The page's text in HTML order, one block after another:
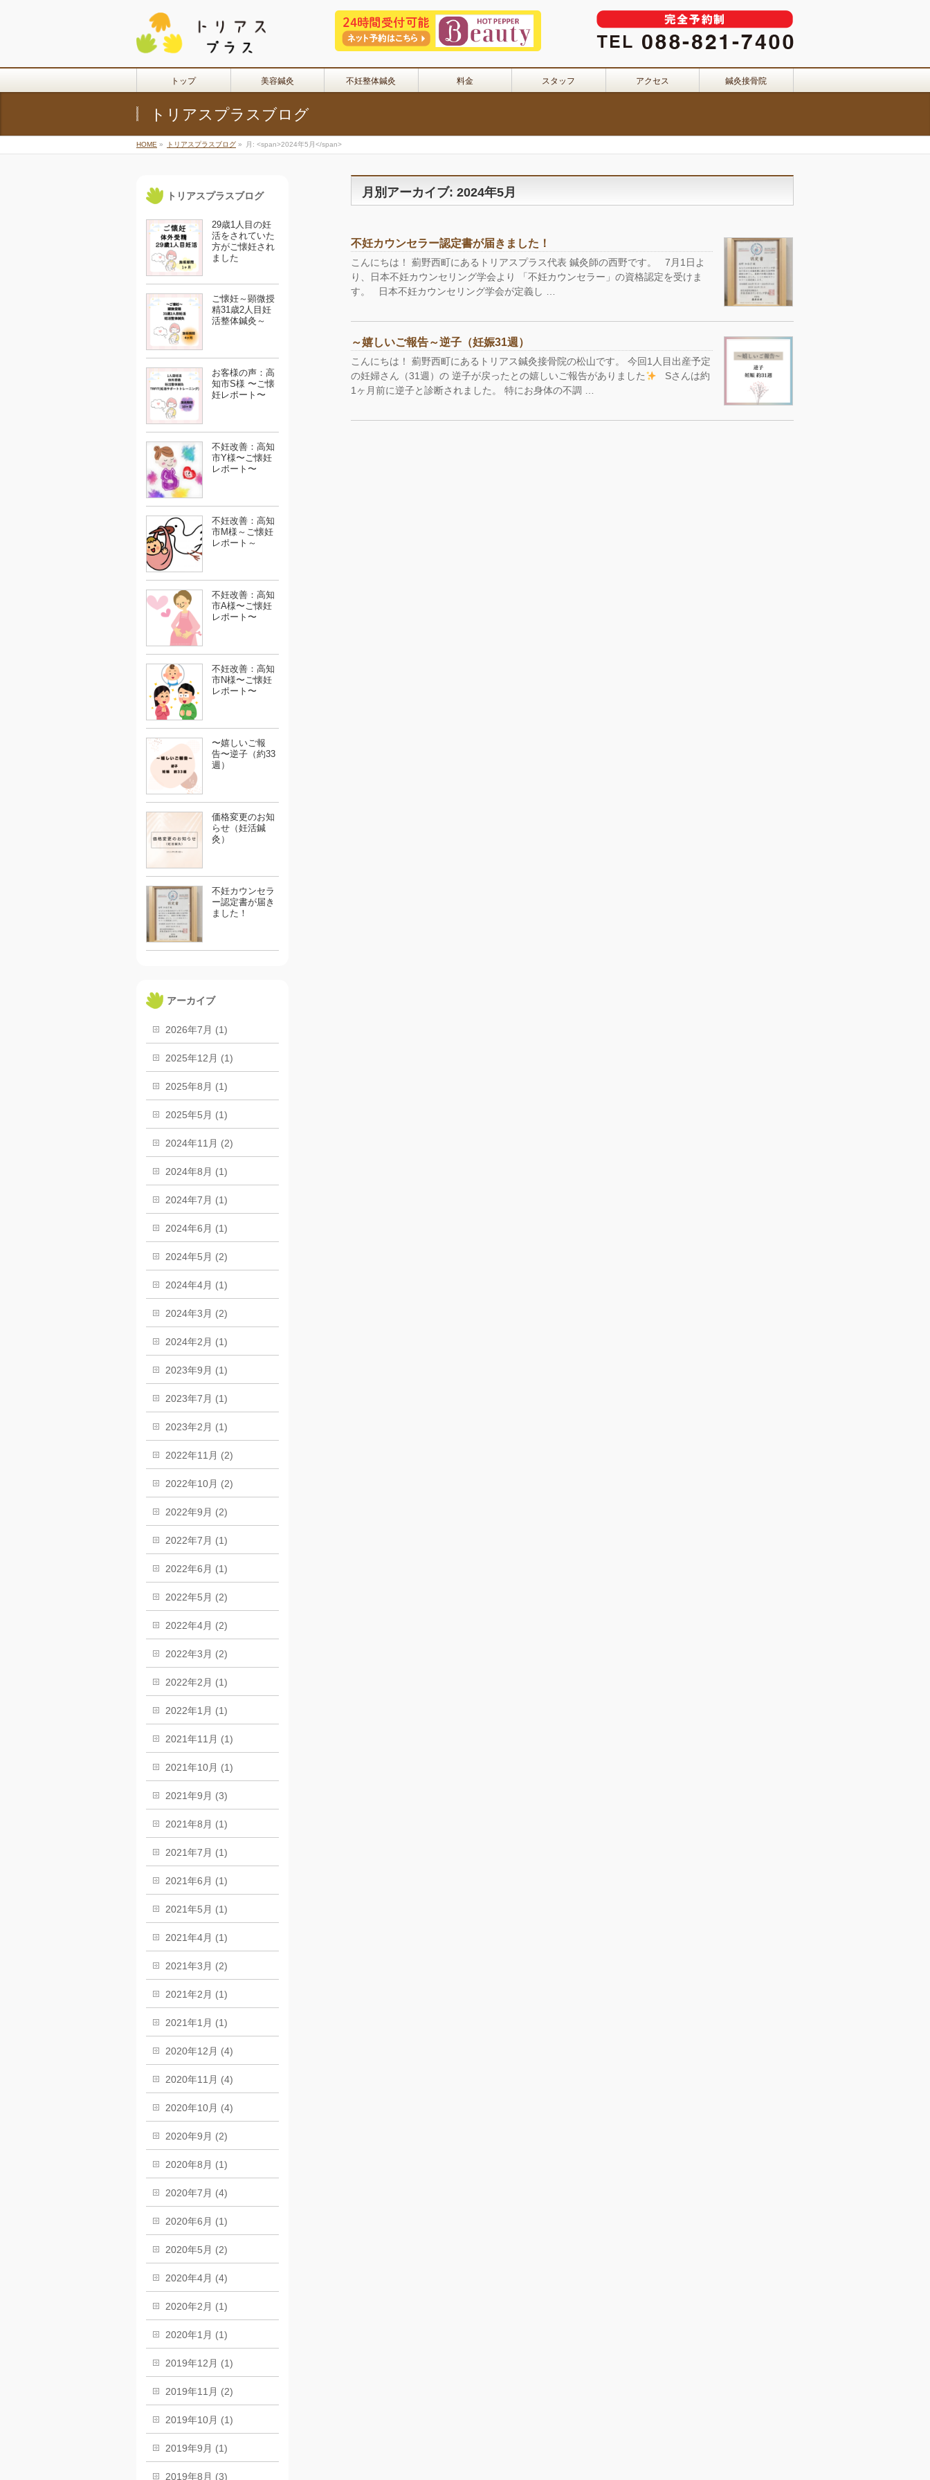
トップ 美容鍼灸 不妊整体鍼灸 料金 スタッフ アクセス 鍼灸接骨院
トリアスプラスブログ
HOME » トリアスプラスブログ » 月: <span>2024年5月</span>
月別アーカイブ: 2024年5月
不妊カウンセラー認定書が届きました！
こんにちは！ 薊野西町にあるトリアスプラス代表 鍼灸師の西野です。 7月1日よ
り、日本不妊カウンセリング学会より 「不妊カウンセラー」の資格認定を受けま
す。 日本不妊カウンセリング学会が定義し …
～嬉しいご報告～逆子（妊娠31週）
こんにちは！ 薊野西町にあるトリアス鍼灸接骨院の松山です。 今回1人目出産予定
の妊婦さん（31週）の 逆子が戻ったとの嬉しいご報告がありました
Sさんは約
1ヶ月前に逆子と診断されました。 特にお身体の不調 …
トリアスプラスブログ
29歳1人目の妊
活をされていた
方がご懐妊され
ました
ご懐妊～顕微授
精31歳2人目妊
活整体鍼灸～
お客様の声：高
知市S様 〜ご懐
妊レポート〜
不妊改善：高知
市Y様〜ご懐妊
レポート〜
不妊改善：高知
市M様～ご懐妊
レポート～
不妊改善：高知
市A様〜ご懐妊
レポート〜
不妊改善：高知
市N様〜ご懐妊
レポート〜
〜嬉しいご報
告〜逆子（約33
週）
価格変更のお知
らせ（妊活鍼
灸）
不妊カウンセラ
ー認定書が届き
ました！
アーカイブ
2026年7月 (1)
2025年12月 (1)
2025年8月 (1)
2025年5月 (1)
2024年11月 (2)
2024年8月 (1)
2024年7月 (1)
2024年6月 (1)
2024年5月 (2)
2024年4月 (1)
2024年3月 (2)
2024年2月 (1)
2023年9月 (1)
2023年7月 (1)
2023年2月 (1)
2022年11月 (2)
2022年10月 (2)
2022年9月 (2)
2022年7月 (1)
2022年6月 (1)
2022年5月 (2)
2022年4月 (2)
2022年3月 (2)
2022年2月 (1)
2022年1月 (1)
2021年11月 (1)
2021年10月 (1)
2021年9月 (3)
2021年8月 (1)
2021年7月 (1)
2021年6月 (1)
2021年5月 (1)
2021年4月 (1)
2021年3月 (2)
2021年2月 (1)
2021年1月 (1)
2020年12月 (4)
2020年11月 (4)
2020年10月 (4)
2020年9月 (2)
2020年8月 (1)
2020年7月 (4)
2020年6月 (1)
2020年5月 (2)
2020年4月 (4)
2020年2月 (1)
2020年1月 (1)
2019年12月 (1)
2019年11月 (2)
2019年10月 (1)
2019年9月 (1)
2019年8月 (3)